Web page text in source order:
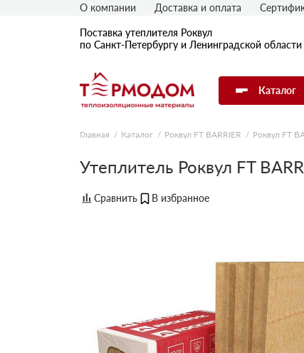
Поставка утеплителя Роквул
по Санкт-Петербургу и Ленинградской области
Каталог
О компании Доставка и оплата
Главная Каталог Роквул FT BARRIER Роквул FT
Утеплитель Роквул FT